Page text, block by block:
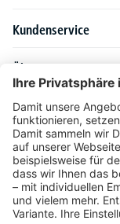
Kundenservice
Über DELTA-V
Produktsortiment
Ratgeber